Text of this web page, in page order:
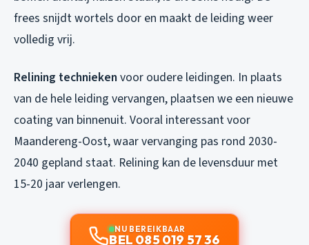
frees snijdt wortels door en maakt de leiding weer
volledig vrij.
Relining technieken voor oudere leidingen. In plaats
van de hele leiding vervangen, plaatsen we een nieuwe
coating van binnenuit. Vooral interessant voor
Maandereng-Oost, waar vervanging pas rond 2030-
2040 gepland staat. Relining kan de levensduur met
15-20 jaar verlengen.
NU BEREIKBAAR
BEL 085 019 57 36